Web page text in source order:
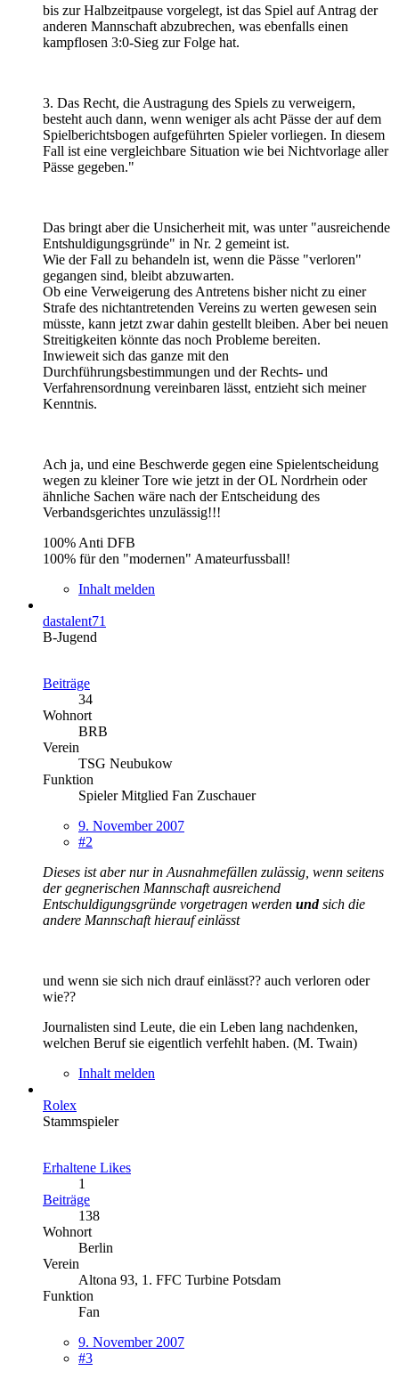
bis zur Halbzeitpause vorgelegt, ist das Spiel auf Antrag der
anderen Mannschaft abzubrechen, was ebenfalls einen
kampflosen 3:0-Sieg zur Folge hat.
3. Das Recht, die Austragung des Spiels zu verweigern,
besteht auch dann, wenn weniger als acht Pässe der auf dem
Spielberichtsbogen aufgeführten Spieler vorliegen. In diesem
Fall ist eine vergleichbare Situation wie bei Nichtvorlage aller
Pässe gegeben."
Das bringt aber die Unsicherheit mit, was unter "ausreichende
Entshuldigungsgründe" in Nr. 2 gemeint ist.
Wie der Fall zu behandeln ist, wenn die Pässe "verloren"
gegangen sind, bleibt abzuwarten.
Ob eine Verweigerung des Antretens bisher nicht zu einer
Strafe des nichtantretenden Vereins zu werten gewesen sein
müsste, kann jetzt zwar dahin gestellt bleiben. Aber bei neuen
Streitigkeiten könnte das noch Probleme bereiten.
Inwieweit sich das ganze mit den
Durchführungsbestimmungen und der Rechts- und
Verfahrensordnung vereinbaren lässt, entzieht sich meiner
Kenntnis.
Ach ja, und eine Beschwerde gegen eine Spielentscheidung
wegen zu kleiner Tore wie jetzt in der OL Nordrhein oder
ähnliche Sachen wäre nach der Entscheidung des
Verbandsgerichtes unzulässig!!!
100% Anti DFB
100% für den "modernen" Amateurfussball!
Inhalt melden
dastalent71
B-Jugend
Beiträge
34
Wohnort
BRB
Verein
TSG Neubukow
Funktion
Spieler Mitglied Fan Zuschauer
9. November 2007
#2
Dieses ist aber nur in Ausnahmefällen zulässig, wenn seitens
der gegnerischen Mannschaft ausreichend
Entschuldigungsgründe vorgetragen werden undsich die
andere Mannschaft hierauf einlässt
und wenn sie sich nich drauf einlässt?? auch verloren oder
wie??
Journalisten sind Leute, die ein Leben lang nachdenken,
welchen Beruf sie eigentlich verfehlt haben. (M. Twain)
Inhalt melden
Rolex
Stammspieler
Erhaltene Likes
1
Beiträge
138
Wohnort
Berlin
Verein
Altona 93, 1. FFC Turbine Potsdam
Funktion
Fan
9. November 2007
#3